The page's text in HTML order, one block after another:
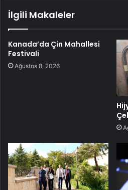
İlgili Makaleler
Kanada’da Çin Mahallesi
Festivali
Ağustos 8, 2026